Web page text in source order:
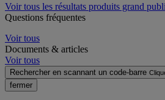
Voir tous les résultats produits grand
Questions fréquentes
Voir tous
Documents & articles
Voir tous
Rechercher en scannant un code-barre
fermer